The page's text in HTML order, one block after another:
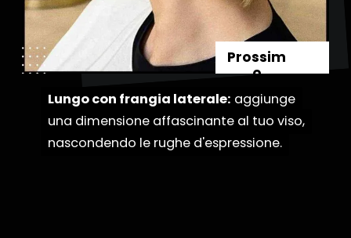
Lungo con frangia laterale: aggiunge
una dimensione affascinante al tuo viso,
nascondendo le rughe d'espressione.
Lungo con frangia laterale: aggiunge
una dimensione affascinante al tuo viso,
nascondendo le rughe d'espressione.
Prossim
o